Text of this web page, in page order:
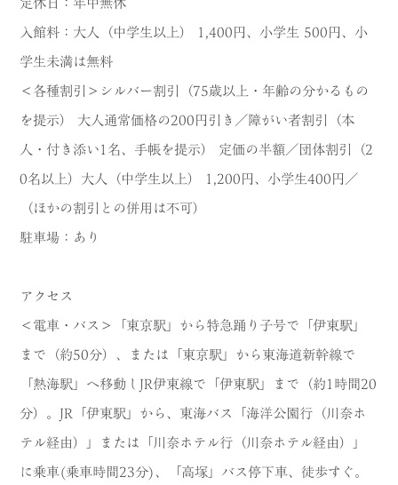
入館料：大人（中学生以上） 1,400円、小学生 500円、小
学生未満は無料
＜各種割引＞シルバー割引（75歳以上・年齢の分かるもの
を提示） 大人通常価格の200円引き／障がい者割引（本
人・付き添い1名、手帳を提示） 定価の半額／団体割引（2
0名以上）大人（中学生以上） 1,200円、小学生400円／
（ほかの割引との併用は不可）
駐車場：あり
アクセス
＜電車・バス＞「東京駅」から特急踊り子号で「伊東駅」
まで（約50分）、または「東京駅」から東海道新幹線で
「熱海駅」へ移動しJR伊東線で「伊東駅」まで（約1時間20
分）。JR「伊東駅」から、東海バス「海洋公園行（川奈ホ
テル経由）」または「川奈ホテル行（川奈ホテル経由）」
に乗車(乗車時間23分)、「高塚」バス停下車、徒歩すぐ。